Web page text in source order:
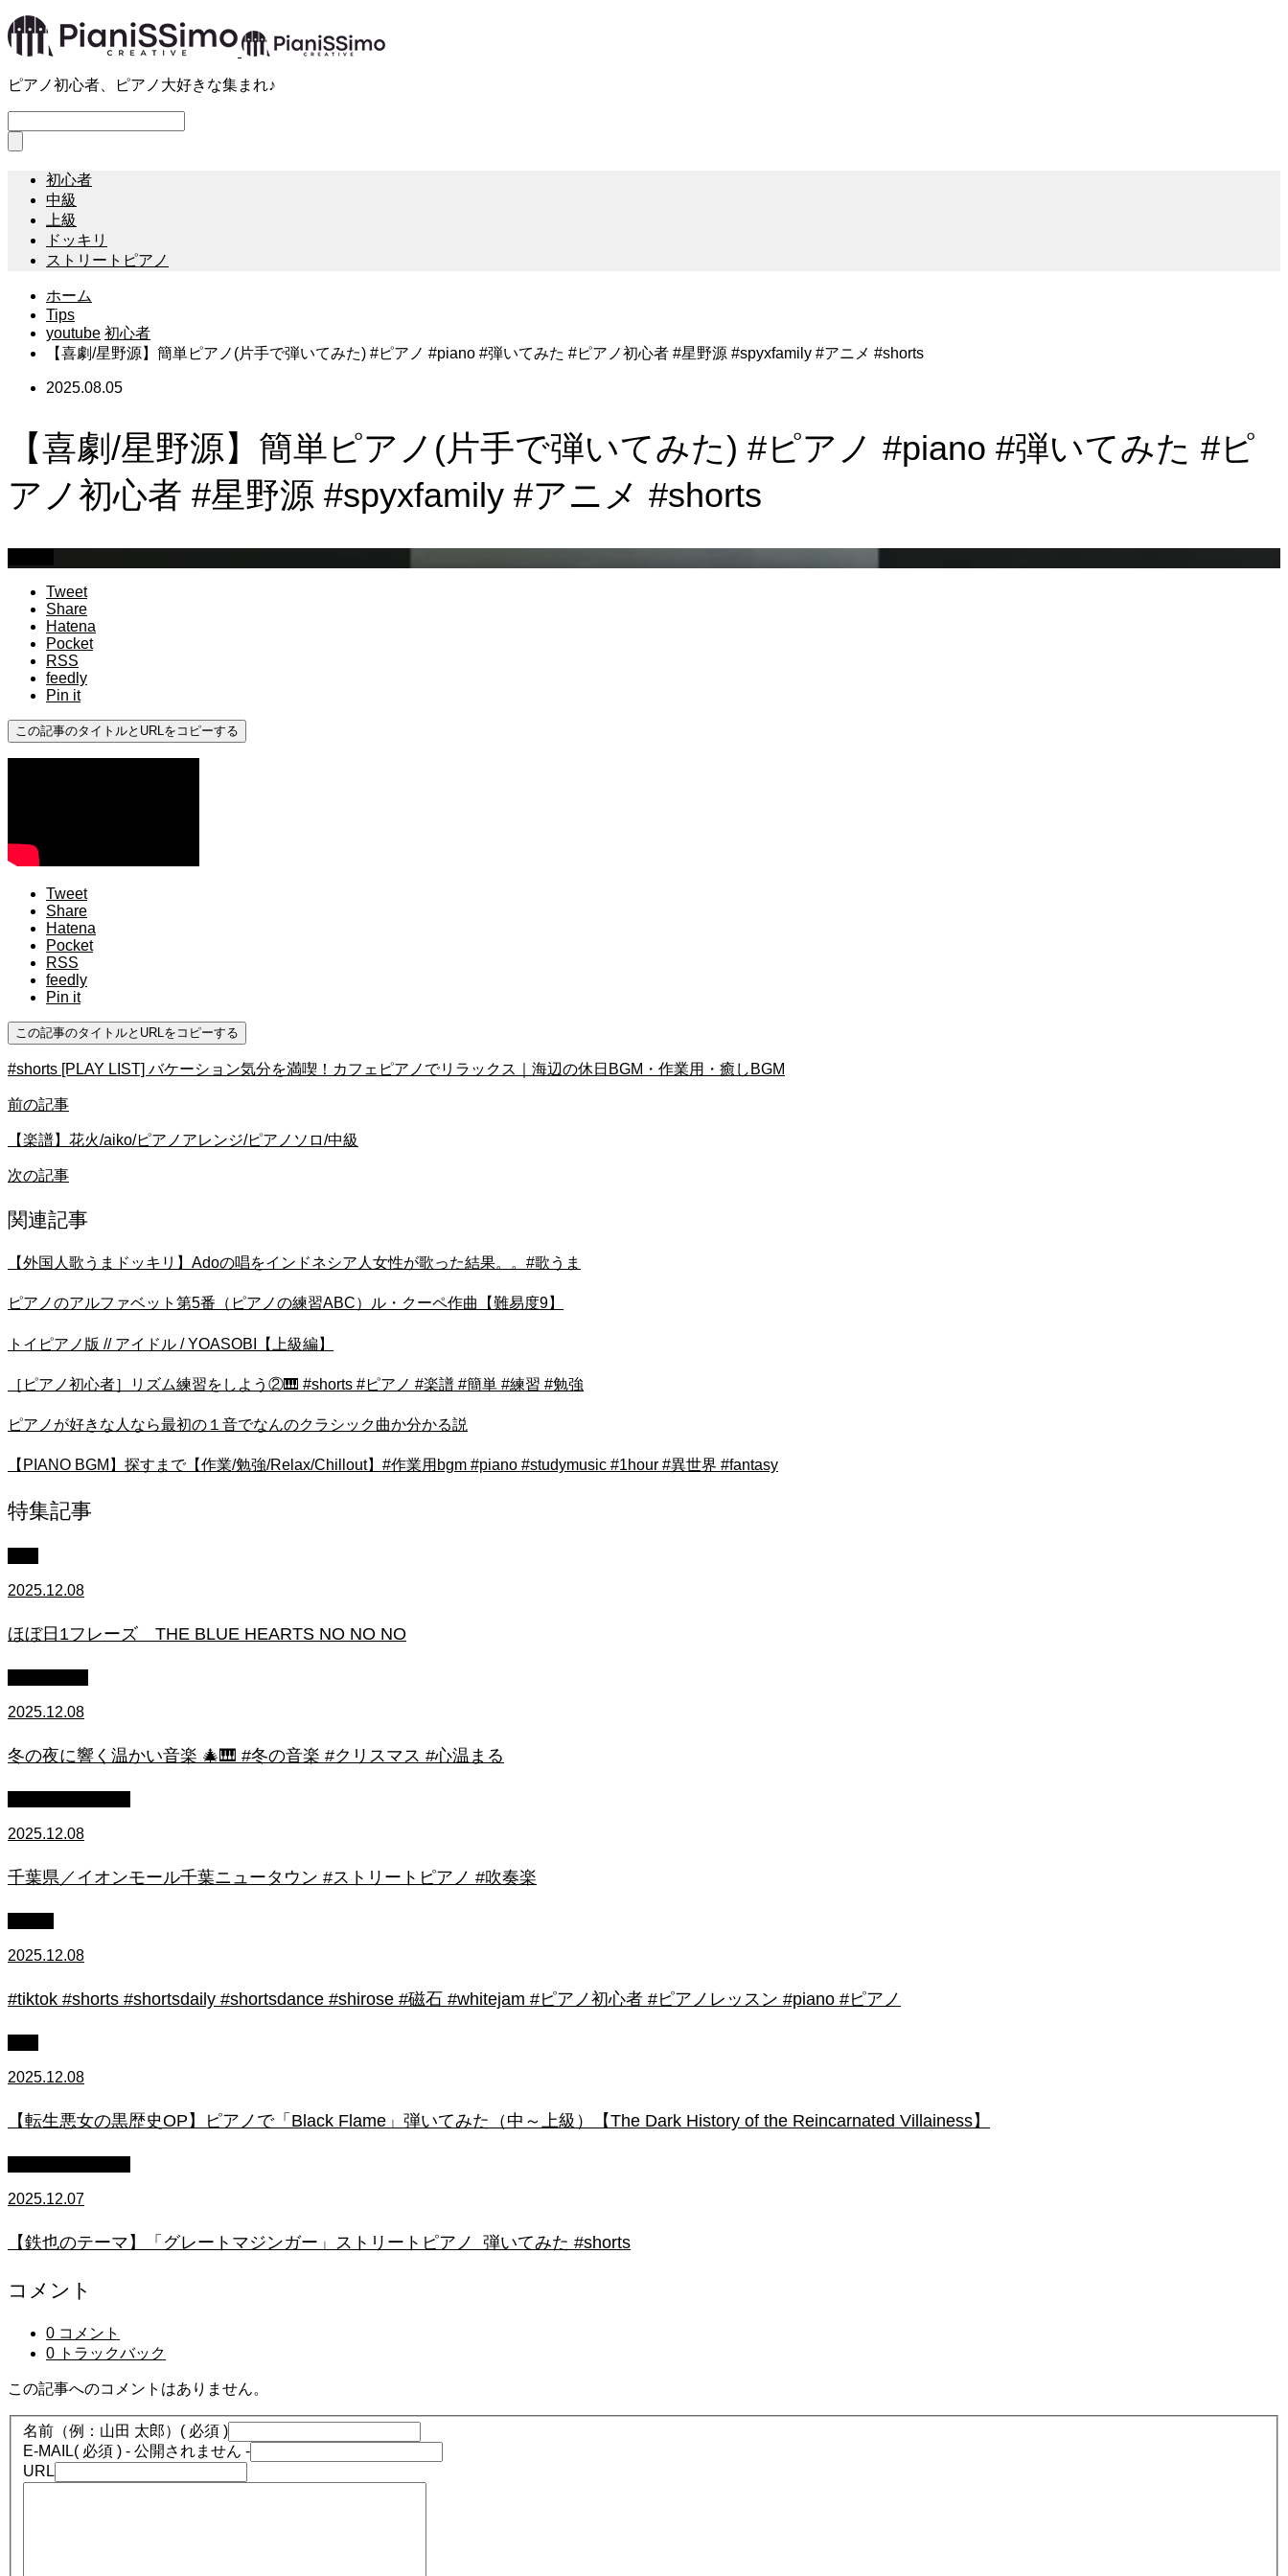
ピアノ初心者、ピアノ大好きな集まれ♪
初心者
中級
上級
ドッキリ
ストリートピアノ
ホーム
Tips
youtube 初心者
【喜劇/星野源】簡単ピアノ(片手で弾いてみた) #ピアノ #piano #弾いてみた #ピアノ初心者 #星野源 #spyxfamily #アニメ #shorts
2025.08.05
【喜劇/星野源】簡単ピアノ(片手で弾いてみた) #ピアノ #piano #弾いてみた #ピ
アノ初心者 #星野源 #spyxfamily #アニメ #shorts
Tweet
Share
Hatena
Pocket
RSS
feedly
Pin it
この記事のタイトルとURLをコピーする
Tweet
Share
Hatena
Pocket
RSS
feedly
Pin it
この記事のタイトルとURLをコピーする
#shorts [PLAY LIST] バケーション気分を満喫！カフェピアノでリラックス｜海辺の休日BGM・作業用・癒しBGM
前の記事
【楽譜】花火/aiko/ピアノアレンジ/ピアノソロ/中級
次の記事
関連記事
【外国人歌うまドッキリ】Adoの唱をインドネシア人女性が歌った結果。。#歌うま
ピアノのアルファベット第5番（ピアノの練習ABC）ル・クーペ作曲【難易度9】
トイピアノ版 // アイドル / YOASOBI【上級編】
［ピアノ初心者］リズム練習をしよう②🎹 #shorts #ピアノ #楽譜 #簡単 #練習 #勉強
ピアノが好きな人なら最初の１音でなんのクラシック曲か分かる説
【PIANO BGM】探すまで【作業/勉強/Relax/Chillout】#作業用bgm #piano #studymusic #1hour #異世界 #fantasy
特集記事
2025.12.08
ほぼ日1フレーズ THE BLUE HEARTS NO NO NO
2025.12.08
冬の夜に響く温かい音楽 🎄🎹 #冬の音楽 #クリスマス #心温まる
2025.12.08
千葉県／イオンモール千葉ニュータウン #ストリートピアノ #吹奏楽
2025.12.08
#tiktok #shorts #shortsdaily #shortsdance #shirose #磁石 #whitejam #ピアノ初心者 #ピアノレッスン #piano #ピアノ
2025.12.08
【転生悪女の黒歴史OP】ピアノで「Black Flame」弾いてみた（中～上級）【The Dark History of the Reincarnated Villainess】
2025.12.07
【鉄也のテーマ】「グレートマジンガー」ストリートピアノ 弾いてみた #shorts
コメント
0 コメント
0 トラックバック
この記事へのコメントはありません。
名前（例：山田 太郎） ( 必須 )
E-MAIL( 必須 ) - 公開されません -
URL